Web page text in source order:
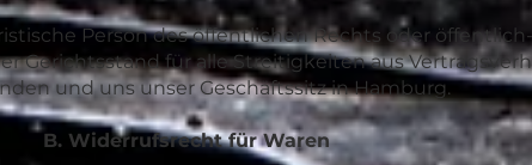
Person des öffentlichen Rechts oder
Gerichtsstand für alle Streitigkeiten aus
und uns unser Geschäftssitz in Hamburg.
B. Widerrufsrecht für Waren